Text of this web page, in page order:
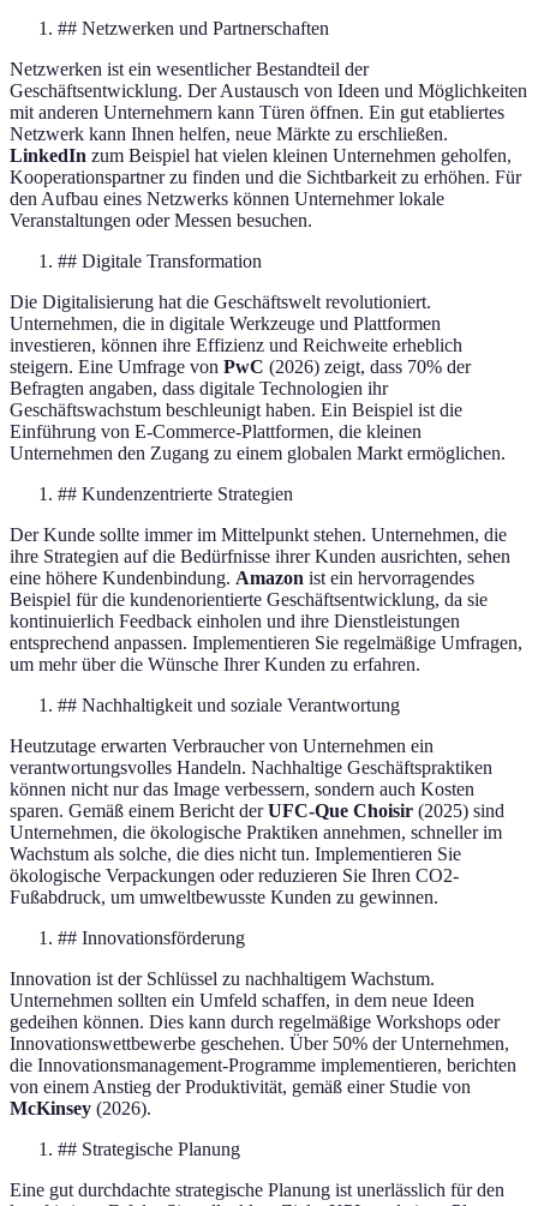
## Netzwerken und Partnerschaften
Netzwerken ist ein wesentlicher Bestandteil der
Geschäftsentwicklung. Der Austausch von Ideen und Möglichkeiten
mit anderen Unternehmern kann Türen öffnen. Ein gut etabliertes
Netzwerk kann Ihnen helfen, neue Märkte zu erschließen.
LinkedIn zum Beispiel hat vielen kleinen Unternehmen geholfen,
Kooperationspartner zu finden und die Sichtbarkeit zu erhöhen. Für
den Aufbau eines Netzwerks können Unternehmer lokale
Veranstaltungen oder Messen besuchen.
## Digitale Transformation
Die Digitalisierung hat die Geschäftswelt revolutioniert.
Unternehmen, die in digitale Werkzeuge und Plattformen
investieren, können ihre Effizienz und Reichweite erheblich
steigern. Eine Umfrage von PwC (2026) zeigt, dass 70% der
Befragten angaben, dass digitale Technologien ihr
Geschäftswachstum beschleunigt haben. Ein Beispiel ist die
Einführung von E-Commerce-Plattformen, die kleinen
Unternehmen den Zugang zu einem globalen Markt ermöglichen.
## Kundenzentrierte Strategien
Der Kunde sollte immer im Mittelpunkt stehen. Unternehmen, die
ihre Strategien auf die Bedürfnisse ihrer Kunden ausrichten, sehen
eine höhere Kundenbindung. Amazon ist ein hervorragendes
Beispiel für die kundenorientierte Geschäftsentwicklung, da sie
kontinuierlich Feedback einholen und ihre Dienstleistungen
entsprechend anpassen. Implementieren Sie regelmäßige Umfragen,
um mehr über die Wünsche Ihrer Kunden zu erfahren.
## Nachhaltigkeit und soziale Verantwortung
Heutzutage erwarten Verbraucher von Unternehmen ein
verantwortungsvolles Handeln. Nachhaltige Geschäftspraktiken
können nicht nur das Image verbessern, sondern auch Kosten
sparen. Gemäß einem Bericht derUFC-Que Choisir (2025) sind
Unternehmen, die ökologische Praktiken annehmen, schneller im
Wachstum als solche, die dies nicht tun. Implementieren Sie
ökologische Verpackungen oder reduzieren Sie Ihren CO2-
Fußabdruck, um umweltbewusste Kunden zu gewinnen.
## Innovationsförderung
Innovation ist der Schlüssel zu nachhaltigem Wachstum.
Unternehmen sollten ein Umfeld schaffen, in dem neue Ideen
gedeihen können. Dies kann durch regelmäßige Workshops oder
Innovationswettbewerbe geschehen. Über 50% der Unternehmen,
die Innovationsmanagement-Programme implementieren, berichten
von einem Anstieg der Produktivität, gemäß einer Studie von
McKinsey (2026).
## Strategische Planung
Eine gut durchdachte strategische Planung ist unerlässlich für den